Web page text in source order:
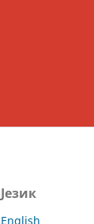
Језик
English